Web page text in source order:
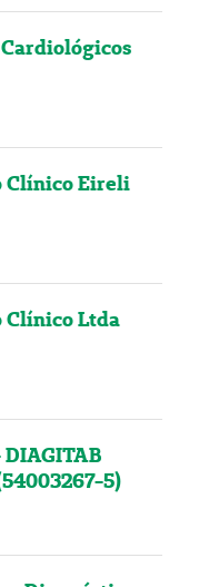
Clínico Eireli
Clínico Ltda
DIAGITAB
5)